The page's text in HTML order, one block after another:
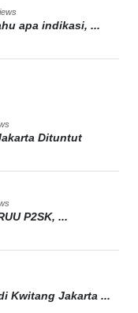
apa indikasi, ...
Dituntut
P2SK, ...
Kwitang Jakarta ...